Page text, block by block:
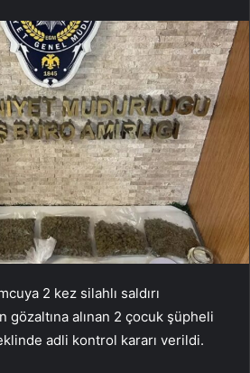
2 kez silahlı saldırı
alınan 2 çocuk şüpheli
adli kontrol kararı verildi.